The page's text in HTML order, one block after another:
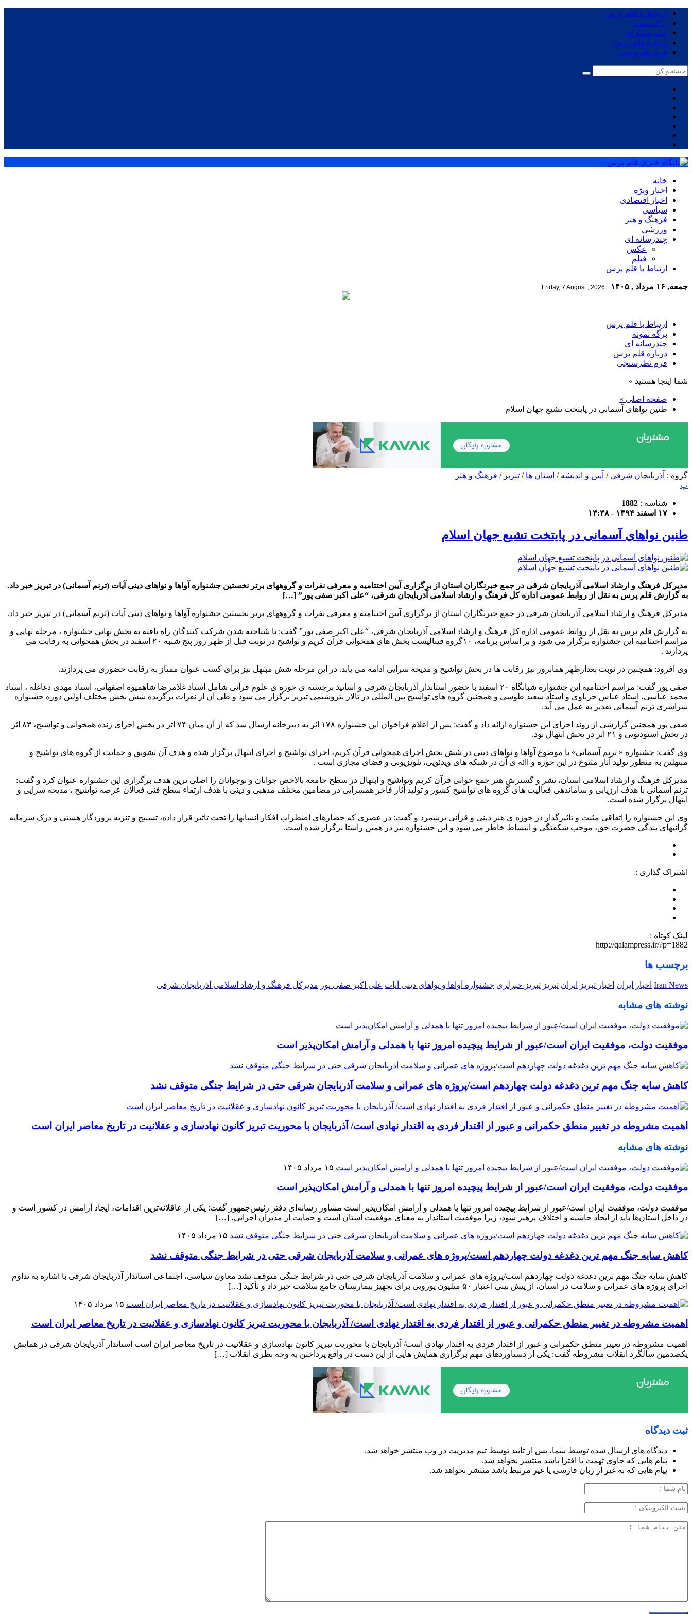
ارتباط با قلم پرس
برگه نمونه
چندرسانه ای
درباره قلم پرس
فرم نظرسنجی
خانه
اخبار ویژه
اخبار اقتصادی
سیاسی
فرهنگ و هنر
ورزشی
چندرسانه ای
عکس
فیلم
ارتباط با قلم پرس
جمعه, ۱۶ مرداد , ۱۴۰۵ |
Friday, 7 August , 2026
ارتباط با قلم پرس
برگه نمونه
چندرسانه ای
درباره قلم پرس
فرم نظرسنجی
شما اینجا هستید »
صفحه اصلی »
طنین نواهای آسمانی در پایتخت تشیع جهان اسلام
گروه : آذربایجان شرقی / آیین و اندیشه / استان ها / تبریز / فرهنگ و هنر
پ
شناسه : 1882
۱۷ اسفند ۱۳۹۴ - ۱۳:۳۸
طنین نواهای آسمانی در پایتخت تشیع جهان اسلام
مدیرکل فرهنگ و ارشاد اسلامی آذربایجان شرقی در جمع خبرنگاران استان از برگزاری آیین اختتامیه و معرفی نفرات و گروههای برتر نخستین جشنواره آواها و نواهای دینی آیات (ترنم آسمانی) در تبریز خبر داد.
به گزارش قلم پرس به نقل از روابط عمومی اداره کل فرهنگ و ارشاد اسلامی آذربایجان شرقی، “علی اکبر صفی پور” […]
مدیرکل فرهنگ و ارشاد اسلامی آذربایجان شرقی در جمع خبرنگاران استان از برگزاری آیین اختتامیه و معرفی نفرات و گروههای برتر نخستین جشنواره آواها و نواهای دینی آیات (ترنم آسمانی) در تبریز خبر داد.
به گزارش قلم پرس به نقل از روابط عمومی اداره کل فرهنگ و ارشاد اسلامی آذربایجان شرقی، “علی اکبر صفی پور” گفت: با شناخته شدن شرکت کنندگان راه یافته به بخش نهایی جشنواره ، مرحله نهایی و
مراسم اختتامیه این جشنواره برگزار می شود و بر اساس برنامه، ۱۰گروه فینالیست بخش های همخوانی قرآن کریم و تواشیح در نوبت قبل از ظهر روز پنج شنبه ۲۰ اسفند در بخش همخوانی به رقابت می
پردازند .
وی افزود: همچنین در نوبت بعدازظهر همانروز نیز رقابت ها در بخش تواشیح و مدیحه سرایی ادامه می یابد. در این مرحله شش مبتهل نیز برای کسب عنوان ممتاز به رقابت حضوری می پردازند.
صفی پور گفت: مراسم اختتامیه این جشنواره شبانگاه ۲۰ اسفند با حضور استاندار آذربایجان شرقی و اساتید برجسته ی حوزه ی علوم قرآنی شامل استاد غلامرضا شاهمیوه اصفهانی، استاد مهدی دغاغله ، استاد
محمد عباسی، استاد عباس حزباوی و استاد سعید طوسی و همچنین گروه های تواشیح بین المللی در تالار پتروشیمی تبریز برگزار می شود و طی آن از نفرات برگزیده شش بخش مختلف اولین دوره جشنواره
سراسری ترنم آسمانی تقدیر به عمل می آید.
صفی پور همچنین گزارشی از روند اجرای این جشنواره ارائه داد و گفت: پس از اعلام فراخوان این جشنواره ۱۷۸ اثر به دبیرخانه ارسال شد که از آن میان ۷۴ اثر در بخش اجرای زنده همخوانی و تواشیح، ۸۳ اثر
در بخش استودیویی و ۲۱ اثر در بخش ابتهال بود.
وی گفت: جشنواره « ترنم آسمانی» با موضوع آواها و نواهای دینی در شش بخش اجرای همخوانی قرآن کریم، اجرای تواشیح و اجرای ابتهال برگزار شده و هدف آن تشویق و حمایت از گروه های تواشیح و
مبتهلین به منظور تولید آثار متنوع در این حوزه و اائه ی آن در شبکه های ویدئویی، تلویزیونی و فضای مجازی است .
مدیرکل فرهنگ و ارشاد اسلامی استان، نشر و گسترش هنر جمع خوانی قرآن کریم وتواشیح و ابتهال در سطح جامعه بالاخص جوانان و نوجوانان را اصلی ترین هدف برگزاری این جشنواره عنوان کرد و گفت:
ترنم آسمانی با هدف ارزیابی و ساماندهی فعالیت های گروه های تواشیح کشور و تولید آثار فاخر همسرایی در مضامین مختلف مذهبی و دینی با هدف ارتقاء سطح فنی فعالان عرصه تواشیح ، مدیحه سرایی و
ابتهال برگزار شده است.
وی این جشنواره را اتفاقی مثبت و تاثیرگذار در حوزه ی هنر دینی و قرآنی برشمرد و گفت: در عصری که حصارهای اضطراب افکار انسانها را تحت تاثیر قرار داده، ‌تسبیح و تنزیه پروردگار هستی و درک سرمایه
گرانبهای بندگی حضرت حق، موجب شکفتگی و انبساط خاطر می شود و این جشنواره نیز در همین راستا برگزار شده است.
اشتراک گذاری :
لینک کوتاه :
http://qalampress.ir/?p=1882
برچسب ها
Iran News اخبار ایران اخبار تبریز ایران تبریز تبریز خبرلری جشنواره آواها و نواهای دینی آیات علی اکبر صفی پور مدیرکل فرهنگ و ارشاد اسلامی آذربایجان شرقی
نوشته های مشابه
موفقیت دولت، موفقیت ایران است/عبور از شرایط پیچیده امروز تنها با همدلی و آرامش امکان‌پذیر است
کاهش سایه جنگ مهم ‌ترین دغدغه دولت چهاردهم است/پروژه ‌های عمرانی و سلامت آذربایجان شرقی حتی در شرایط جنگی متوقف نشد
اهمیت مشروطه در تغییر منطق حکمرانی و عبور از اقتدار فردی به اقتدار نهادی است/ آذربایجان با محوریت تبریز کانون نهادسازی و عقلانیت در تاریخ معاصر ایران است
نوشته های مشابه
۱۵ مرداد ۱۴۰۵
موفقیت دولت، موفقیت ایران است/عبور از شرایط پیچیده امروز تنها با همدلی و آرامش امکان‌پذیر است
موفقیت دولت، موفقیت ایران است/عبور از شرایط پیچیده امروز تنها با همدلی و آرامش امکان‌پذیر است مشاور رسانه‌ای دفتر رئیس‌جمهور گفت: یکی از عاقلانه‌ترین اقدامات، ایجاد آرامش در کشور است و
در داخل استان‌ها باید از ایجاد حاشیه و اختلاف پرهیز شود، زیرا موفقیت استاندار به معنای موفقیت استان است و حمایت از مدیران اجرایی، […]
۱۵ مرداد ۱۴۰۵
کاهش سایه جنگ مهم ‌ترین دغدغه دولت چهاردهم است/پروژه ‌های عمرانی و سلامت آذربایجان شرقی حتی در شرایط جنگی متوقف نشد
کاهش سایه جنگ مهم ‌ترین دغدغه دولت چهاردهم است/پروژه ‌های عمرانی و سلامت آذربایجان شرقی حتی در شرایط جنگی متوقف نشد معاون سیاسی، اجتماعی استاندار آذربایجان شرقی با اشاره به تداوم
اجرای پروژه ‌های عمرانی و سلامت در استان، از پیش ‌بینی اعتبار ۵۰ میلیون یورویی برای تجهیز بیمارستان جامع سلامت خبر داد و تأکید […]
۱۵ مرداد ۱۴۰۵
اهمیت مشروطه در تغییر منطق حکمرانی و عبور از اقتدار فردی به اقتدار نهادی است/ آذربایجان با محوریت تبریز کانون نهادسازی و عقلانیت در تاریخ معاصر ایران است
اهمیت مشروطه در تغییر منطق حکمرانی و عبور از اقتدار فردی به اقتدار نهادی است/ آذربایجان با محوریت تبریز کانون نهادسازی و عقلانیت در تاریخ معاصر ایران است استاندار آذربایجان شرقی در همایش
یکصدمین سالگرد انقلاب مشروطه گفت: یکی از دستاوردهای مهم برگزاری همایش هایی از این دست در واقع پرداختن به وجه نظری انقلاب […]
ثبت دیدگاه
دیدگاه های ارسال شده توسط شما، پس از تایید توسط تیم مدیریت در وب منتشر خواهد شد.
پیام هایی که حاوی تهمت یا افترا باشد منتشر نخواهد شد.
پیام هایی که به غیر از زبان فارسی یا غیر مرتبط باشد منتشر نخواهد شد.